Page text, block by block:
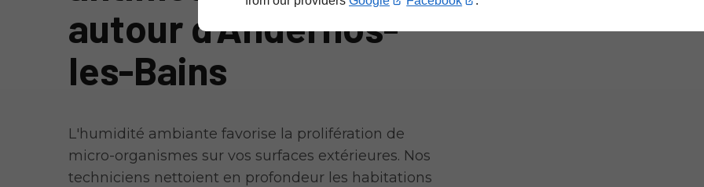
autour d'Andernos-
les-Bains
L'humidité ambiante favorise la prolifération de
micro-organismes sur vos surfaces extérieures. Nos
techniciens nettoient en profondeur les habitations